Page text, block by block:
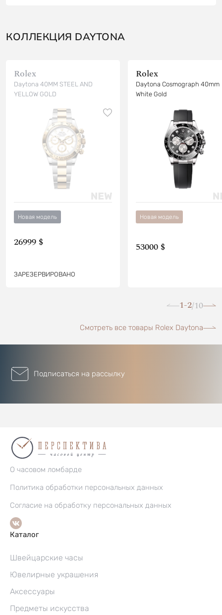
КОЛЛЕКЦИЯ DAYTONA
Rolex
Daytona 40MM STEEL AND
YELLOW GOLD
Новая модель
26999 $
ЗАРЕЗЕРВИРОВАНО
Rolex
Daytona Cosmograph 40mm
White Gold
Новая модель
53000 $
1-2/10
Смотреть все товары Rolex Daytona
Подписаться на рассылку
О часовом ломбарде
Политика обработки персональных данных
Согласие на обработку персональных данных
Каталог
Швейцарские часы
Ювелирные украшения
Аксессуары
Предметы искусства